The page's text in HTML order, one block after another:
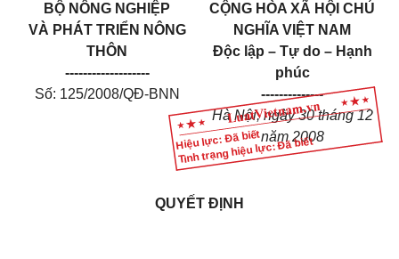
Hiệu lực: Đã biết
Tình trạng hiệu lực: Đã biết
BỘ NÔNG NGHIỆP
VÀ PHÁT TRIỂN NÔNG
THÔN
-------------------
Số: 125/2008/QĐ-BNN
CỘNG HÒA XÃ HỘI CHỦ
NGHĨA VIỆT NAM
Độc lập – Tự do – Hạnh
phúc
--------------
Hà Nội, ngày 30 tháng 12
năm 2008
QUYẾT ĐỊNH